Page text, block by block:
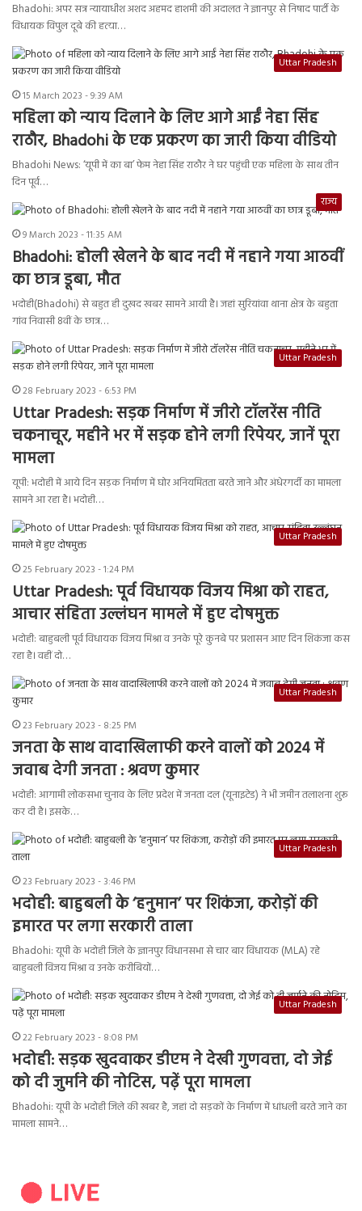
Bhadohi: अपर सत्र न्यायाधीश अशद अहमद हाशमी की अदालत ने ज्ञानपुर से निषाद पार्टी के
विधायक विपुल दूबे की हत्या…
Uttar Pradesh
15 March 2023 - 9:39 AM
महिला को न्याय दिलाने के लिए आगे आईं नेहा सिंह
राठौर, Bhadohi के एक प्रकरण का जारी किया वीडियो
Bhadohi News: ‘यूपी में का बा’ फेम नेहा सिंह राठौर ने घर पहुंची एक महिला के साथ तीन
दिन पूर्व…
राज्य
9 March 2023 - 11:35 AM
Bhadohi: होली खेलने के बाद नदी में नहाने गया आठवीं
का छात्र डूबा, मौत
भदोही(Bhadohi) से बहुत ही दुखद खबर सामने आयी है। जहां सुरियांवा थाना क्षेत्र के बहुता
गांव निवासी 8वीं के छात्र…
Uttar Pradesh
28 February 2023 - 6:53 PM
Uttar Pradesh: सड़क निर्माण में जीरो टॉलरेंस नीति
चकनाचूर, महीने भर में सड़क होने लगी रिपेयर, जानें पूरा
मामला
यूपी: भदोही में आये दिन सड़क निर्माण में घोर अनियमितता बरते जाने और अंधेरगर्दी का मामला
सामने आ रहा है। भदोही…
Uttar Pradesh
25 February 2023 - 1:24 PM
Uttar Pradesh: पूर्व विधायक विजय मिश्रा को राहत,
आचार संहिता उल्लंघन मामले में हुए दोषमुक्त
भदोही: बाहुबली पूर्व विधायक विजय मिश्रा व उनके पूरे कुनबे पर प्रशासन आए दिन शिकंजा कस
रहा है। वहीं दो…
Uttar Pradesh
23 February 2023 - 8:25 PM
जनता के साथ वादाखिलाफी करने वालों को 2024 में
जवाब देगी जनता : श्रवण कुमार
भदोही: आगामी लोकसभा चुनाव के लिए प्रदेश में जनता दल (यूनाइटेड) ने भी जमीन तलाशना शुरू
कर दी है। इसके…
Uttar Pradesh
23 February 2023 - 3:46 PM
भदोही: बाहुबली के ‘हनुमान’ पर शिकंजा, करोड़ों की
इमारत पर लगा सरकारी ताला
Bhadohi: यूपी के भदोही जिले के ज्ञानपुर विधानसभा से चार बार विधायक (MLA) रहे
बाहुबली विजय मिश्रा व उनके करीबियों…
Uttar Pradesh
22 February 2023 - 8:08 PM
भदोही: सड़क खुदवाकर डीएम ने देखी गुणवत्ता, दो जेई
को दी जुर्माने की नोटिस, पढ़ें पूरा मामला
Bhadohi: यूपी के भदोही जिले की खबर है, जहां दो सड़कों के निर्माण में धांधली बरते जाने का
मामला सामने…